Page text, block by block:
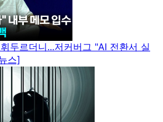
두르더니...저커버그 "AI 전환서 실
스]